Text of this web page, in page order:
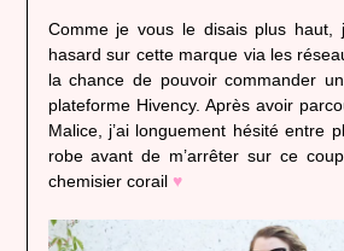
Comme je vous le disais plus haut,
hasard sur cette marque via les
la chance de pouvoir commander
plateforme Hivency. Après avoir
Malice, j’ai longuement hésité entre
robe avant de m’arrêter sur ce
chemisier corail ♥